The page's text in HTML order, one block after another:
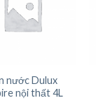
nước Dulux
nội thất 4L